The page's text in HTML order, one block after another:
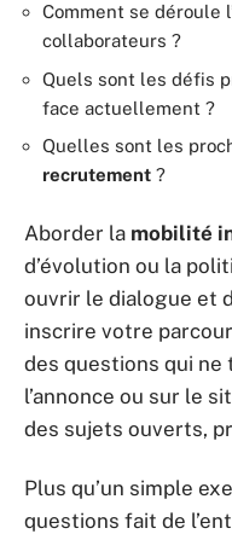
Comment se déroule
collaborateurs ?
Quels sont les défis
face actuellement ?
Quelles sont les
recrutement ?
Aborder la mobilité
d’évolution ou la
ouvrir le dialogue et
inscrire votre
des questions qui ne
l’annonce ou sur le
des sujets ouverts,
Plus qu’un simple
questions fait de